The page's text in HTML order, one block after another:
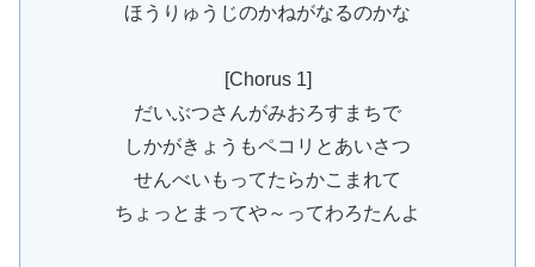
ほうりゅうじのかねがなるのかな
[Chorus 1]
だいぶつさんがみおろすまちで
しかがきょうもペコリとあいさつ
せんべいもってたらかこまれて
ちょっとまってや～ってわろたんよ